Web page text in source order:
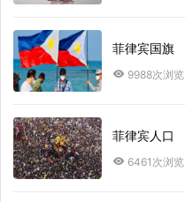
菲律宾国旗
9988次浏览
菲律宾人口
6461次浏览